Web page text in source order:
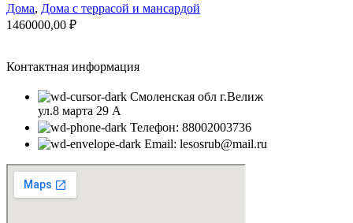
Дома, Дома с террасой и мансардой
1460000,00 ₽
Контактная информация
Смоленская обл г.Велиж
ул.8 марта 29 А
Телефон: 88002003736
Email: lesosrub@mail.ru